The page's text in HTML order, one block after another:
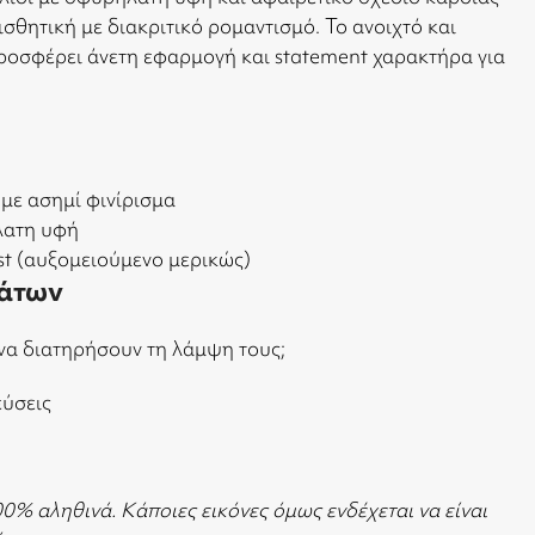
με διακριτικό ρομαντισμό. Το ανοιχτό και
άνετη εφαρμογή και statement χαρακτήρα για
ασημί φινίρισμα
υφή
(αυξομειούμενο μερικώς)
διατηρήσουν τη λάμψη τους;
αληθινά. Κάποιες εικόνες όμως ενδέχεται να είναι